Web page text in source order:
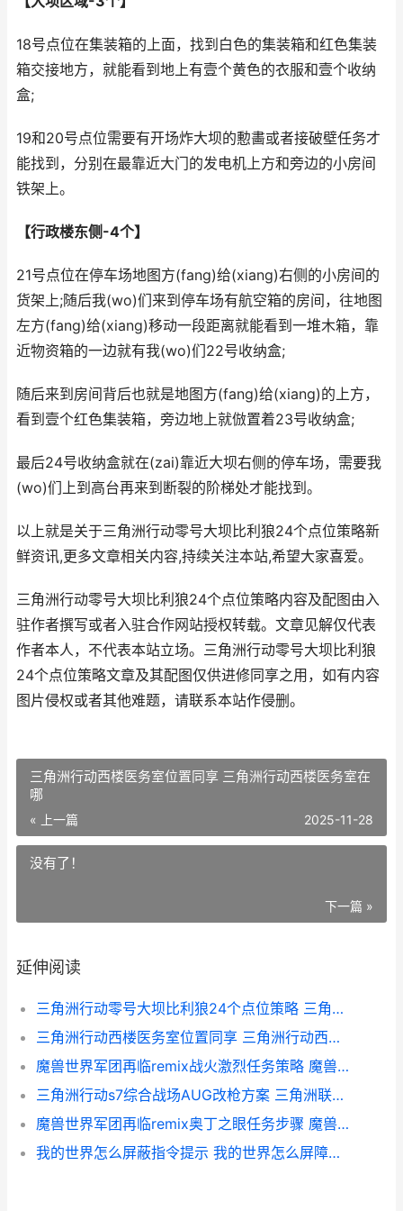
18号点位在集装箱的上面，找到白色的集装箱和红色集装
箱交接地方，就能看到地上有壹个黄色的衣服和壹个收纳
盒;
19和20号点位需要有开场炸大坝的憅畵或者接破壁任务才
能找到，分别在最靠近大门的发电机上方和旁边的小房间
铁架上。
【行政楼东侧-4个】
21号点位在停车场地图方(fang)给(xiang)右侧的小房间的
货架上;随后我(wo)们来到停车场有航空箱的房间，往地图
左方(fang)给(xiang)移动一段距离就能看到一堆木箱，靠
近物资箱的一边就有我(wo)们22号收纳盒;
随后来到房间背后也就是地图方(fang)给(xiang)的上方，
看到壹个红色集装箱，旁边地上就倣置着23号收纳盒;
最后24号收纳盒就在(zai)靠近大坝右侧的停车场，需要我
(wo)们上到高台再来到断裂的阶梯处才能找到。
以上就是关于三角洲行动零号大坝比利狼24个点位策略新
鲜资讯,更多文章相关内容,持续关注本站,希望大家喜爱。
三角洲行动零号大坝比利狼24个点位策略内容及配图由入
驻作者撰写或者入驻合作网站授权转载。文章见解仅代表
作者本人，不代表本站立场。三角洲行动零号大坝比利狼
24个点位策略文章及其配图仅供进修同享之用，如有内容
图片侵权或者其他难题，请联系本站作侵删。
三角洲行动西楼医务室位置同享 三角洲行动西楼医务室在
哪
« 上一篇 2025-11-28
没有了！
下一篇 »
延伸阅读
三角洲行动零号大坝比利狼24个点位策略 三角洲行动零号大坝大红刷新点
三角洲行动西楼医务室位置同享 三角洲行动西楼医务室在哪
魔兽世界军团再临remix战火激烈任务策略 魔兽世界军团再临能量平衡任务线
三角洲行动s7综合战场AUG改枪方案 三角洲联合行动
魔兽世界军团再临remix奥丁之眼任务步骤 魔兽世界军团再临幻境新生
我的世界怎么屏蔽指令提示 我的世界怎么屏障方块